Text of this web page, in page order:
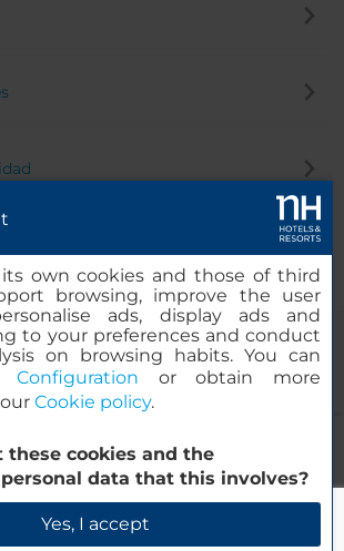
Verificar disponibilidad
HOTELS EUROPE & AMERICAS Santa Engracia,
120. 28003 Madrid, España
own cookies and those of third
browsing, improve the user
ads, display ads and
to your preferences and conduct
on browsing habits. You can
Configuration or obtain more
Cookie policy.
these cookies and the
data that this involves?
Yes, I accept